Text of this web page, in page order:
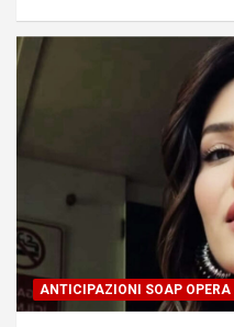
ANTICIPAZIONI SOAP OPERA